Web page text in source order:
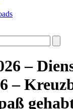
–
–